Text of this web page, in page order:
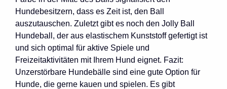
Hundebesitzern, dass es Zeit ist, den Ball
auszutauschen. Zuletzt gibt es noch den Jolly Ball
Hundeball, der aus elastischem Kunststoff gefertigt ist
und sich optimal für aktive Spiele und
Freizeitaktivitäten mit Ihrem Hund eignet. Fazit:
Unzerstörbare Hundebälle sind eine gute Option für
Hunde, die gerne kauen und spielen. Es gibt